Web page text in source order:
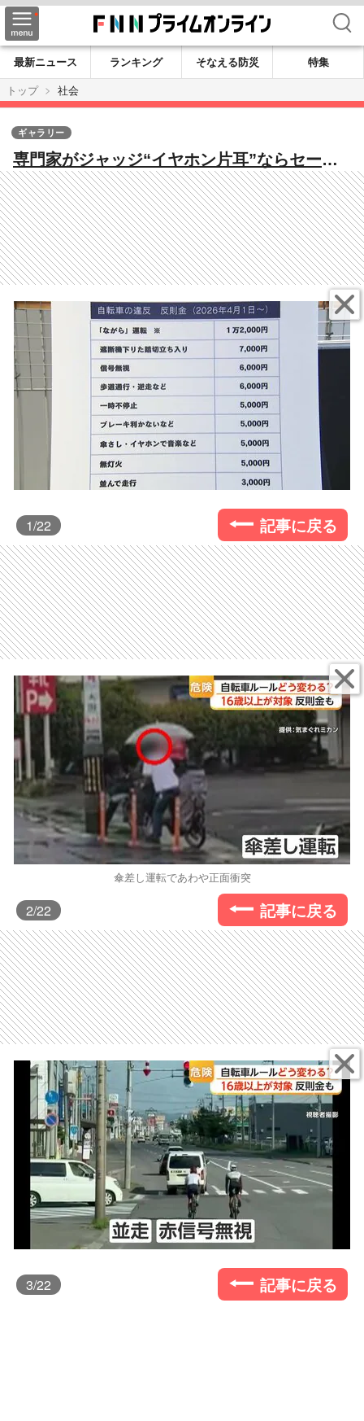
検索
最新ニュース ランキング そなえる防災
特集
トップ
社会
専門家がジャッジ“イヤホン片耳”ならセー
フ “ハンドルに荷物”はアウト 1日から自転
車「青切符制度」導入
ギャラリー
1/22 記事に戻る
傘差し運転であわや正面衝突
2/22 記事に戻る
3/22 記事に戻る